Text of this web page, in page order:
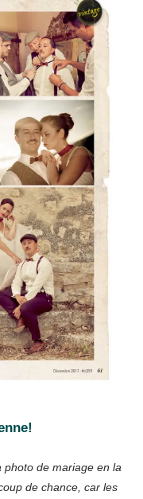
photo de mariage en la
de chance, car les